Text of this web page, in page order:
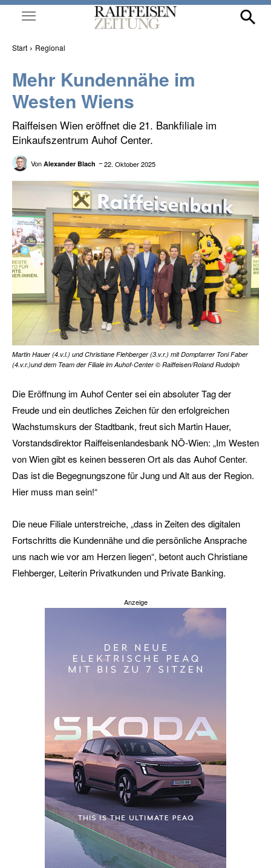
Start Regional
Mehr Kundennähe im
Westen Wiens
Raiffeisen Wien eröffnet die 21. Bankfiliale im
Einkaufszentrum Auhof Center.
Von Alexander Blach 22. Oktober 2025
Martin Hauer (4.v.l.) und Christiane Flehberger (3.v.r.) mit Dompfarrer Toni Faber
(4.v.r.)und dem Team der Filiale im Auhof-Center © Raiffeisen/Roland Rudolph
Die Eröffnung im Auhof Center sei ein absoluter Tag der
Freude und ein deutliches Zeichen für den erfolgreichen
Wachstumskurs der Stadtbank, freut sich Martin Hauer,
Vorstandsdirektor Raiffeisenlandesbank NÖ-Wien: „Im Westen
von Wien gibt es keinen besseren Ort als das Auhof Center.
Das ist die Begegnungszone für Jung und Alt aus der Region.
Hier muss man sein!“
Die neue Filiale unterstreiche, „dass in Zeiten des digitalen
Fortschritts die Kundennähe und die persönliche Ansprache
uns nach wie vor am Herzen liegen“, betont auch Christiane
Flehberger, Leiterin Privatkunden und Private Banking.
Anzeige